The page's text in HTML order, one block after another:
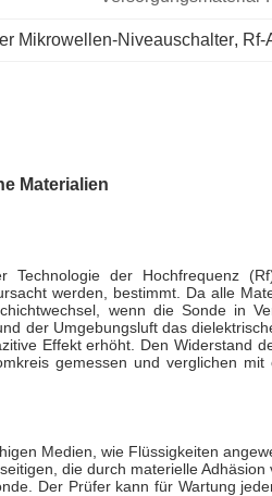
Mikrowellen-Niveauschalter, Rf-
Materialien
Technologie der
werden, bestimmt. Da alle
wenn die Sonde in
der Umgebungsluft das
Effekt erhöht. Den Widerstand
gemessen und verglichen
Medien, wie Flüssigkeiten
die durch materielle Adhäsion
Der Prüfer kann für Wartung